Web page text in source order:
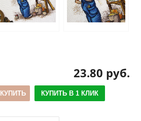
23.80 руб.
КУПИТЬ КУПИТЬ В 1 КЛИК